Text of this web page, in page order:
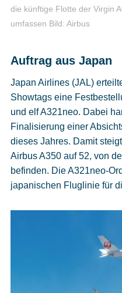
die künftige Flotte der Virgin
umfassen Bild: Airbus
Auftrag aus Japan
Japan Airlines (JAL)
Showtags eine
und elf A321neo. Dabei
Finalisierung einer
dieses Jahres. Damit
Airbus A350 auf 52, von
befinden. Die A321neo-
japanischen Fluglinie für